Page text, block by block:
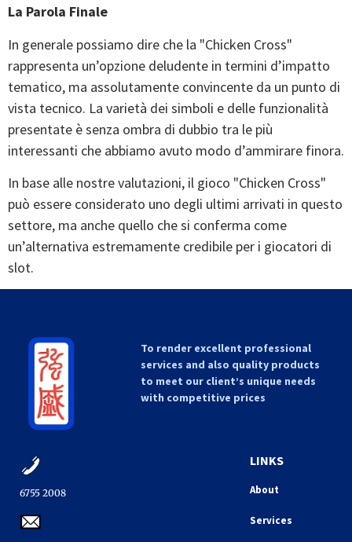
La Parola Finale
In generale possiamo dire che la "Chicken Cross"
rappresenta un’opzione deludente in termini d’impatto
tematico, ma assolutamente convincente da un punto di
vista tecnico. La varietà dei simboli e delle funzionalità
presentate è senza ombra di dubbio tra le più
interessanti che abbiamo avuto modo d’ammirare finora.
In base alle nostre valutazioni, il gioco "Chicken Cross"
può essere considerato uno degli ultimi arrivati in questo
settore, ma anche quello che si conferma come
un’alternativa estremamente credibile per i giocatori di
slot.
To render excellent professional
services and also quality products
to meet our client’s unique needs
with competitive prices
6755 2008​
LINKS
About
Services